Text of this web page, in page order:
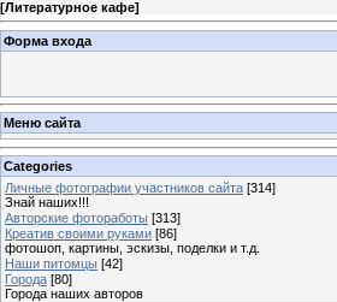
[Литературное кафе]
Форма входа
Меню сайта
Categories
Личные фотографии участников сайта [314]
Знай наших!!!
Авторские фотоработы [313]
Креатив своими руками [86]
фотошоп, картины, эскизы, поделки и т.д.
Наши питомцы [42]
Города [80]
Города наших авторов